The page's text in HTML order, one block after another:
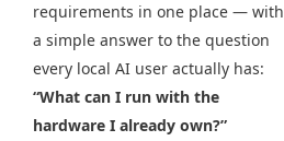
requirements in one place — with
a simple answer to the question
every local AI user actually has:
“What can I run with the
hardware I already own?”